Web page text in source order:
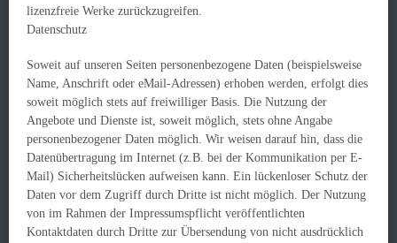
lizenzfreie Werke zurückzugreifen.
Datenschutz
Soweit auf unseren Seiten personenbezogene Daten (beispielsweise
Name, Anschrift oder eMail-Adressen) erhoben werden, erfolgt dies
soweit möglich stets auf freiwilliger Basis. Die Nutzung der
Angebote und Dienste ist, soweit möglich, stets ohne Angabe
personenbezogener Daten möglich. Wir weisen darauf hin, dass die
Datenübertragung im Internet (z.B. bei der Kommunikation per E-
Mail) Sicherheitslücken aufweisen kann. Ein lückenloser Schutz der
Daten vor dem Zugriff durch Dritte ist nicht möglich. Der Nutzung
von im Rahmen der Impressumspflicht veröffentlichten
Kontaktdaten durch Dritte zur Übersendung von nicht ausdrücklich